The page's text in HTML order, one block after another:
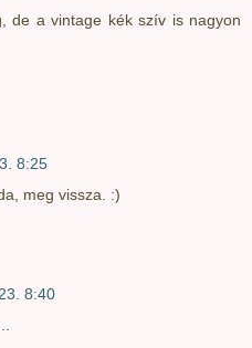
de a vintage kék szív is nagyon
8:25
meg vissza. :)
8:40